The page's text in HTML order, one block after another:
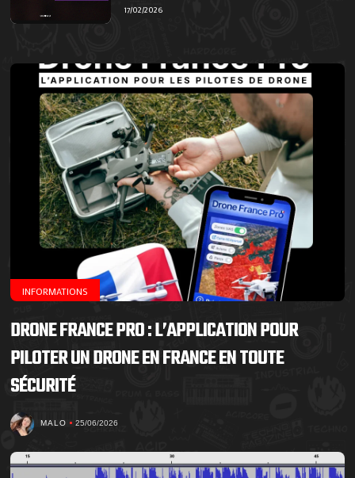
17/02/2026
INFORMATIONS
DRONE FRANCE PRO : L’APPLICATION POUR
PILOTER UN DRONE EN FRANCE EN TOUTE
SÉCURITÉ
MALO 25/06/2026